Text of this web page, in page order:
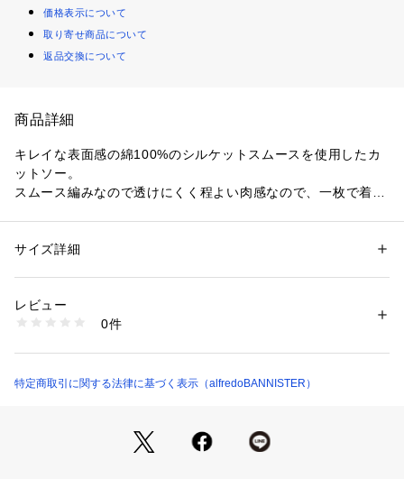
価格表示について
取り寄せ商品について
返品交換について
商品詳細
キレイな表面感の綿100%のシルケットスムースを使用したカ
ットソー。
スムース編みなので透けにくく程よい肉感なので、一枚で着る
前後で開きの深さに差を付けており、前後2WAYで着用可能な
ます。
ブラウン モデル：H167 B80 W58 H86 着用サイズ：F
性別：レディース
素材：コットン100%
洗濯：手洗い可
※詳しい洗濯方法については、商品の品質表示タグをご覧ください
31401020000 （ショップ）
サイズ詳細
レビュー
0件
特定商取引に関する法律に基づく表示（alfredoBANNISTER）